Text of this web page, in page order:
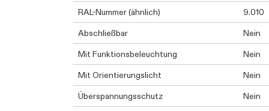
RAL-Nummer (ähnlich)
9.010
Abschließbar
Nein
Mit Funktionsbeleuchtung
Nein
Mit Orientierungslicht
Nein
Überspannungsschutz
Nein